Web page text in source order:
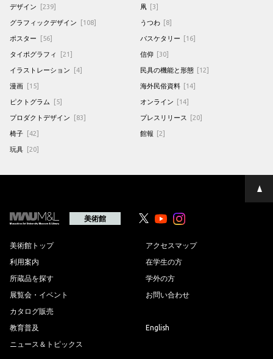
デザイン [239]
グラフィックデザイン [108]
ポスター [56]
タイポグラフィ [21]
イラストレーション [4]
漫画 [15]
ピクトグラム [5]
プロダクトデザイン [83]
椅子 [42]
玩具 [20]
凧 [3]
うつわ [8]
バスケタリー [16]
信仰 [30]
民具の機能と形態 [12]
海外民俗資料 [14]
オンライン [14]
プレスリリース [20]
館報 [2]
ペ
ー
美術館 YoutubeYoutube
美術館トップ
利用案内
所蔵品を探す
展覧会・イベント
カタログ販売
教育普及
ニュース＆トピックス
アクセスマップ
在学生の方
学外の方
お問い合わせ
English